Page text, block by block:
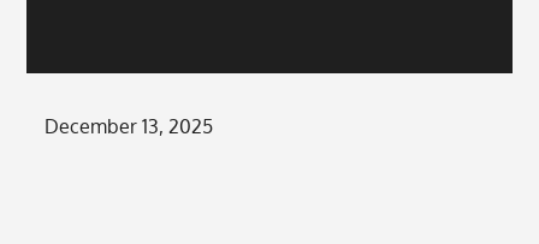
Posted
December 13, 2025